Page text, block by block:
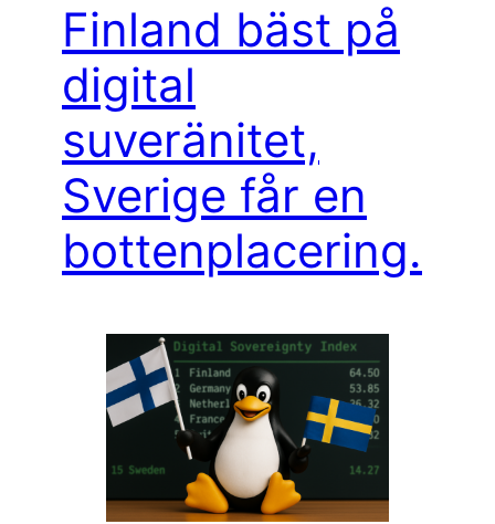
Finland bäst på
digital
suveränitet,
Sverige får en
bottenplacering.